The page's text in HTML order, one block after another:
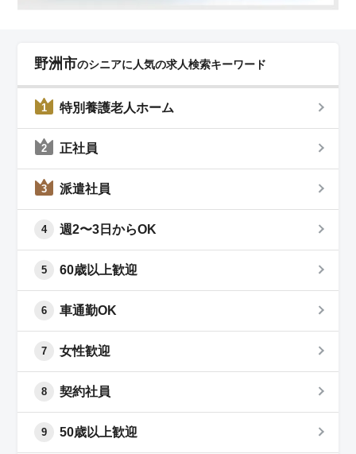
野洲市のシニアに人気の求人検索キーワード
1 特別養護老人ホーム
2 正社員
3 派遣社員
4 週2〜3日からOK
5 60歳以上歓迎
6 車通勤OK
7 女性歓迎
8 契約社員
9 50歳以上歓迎